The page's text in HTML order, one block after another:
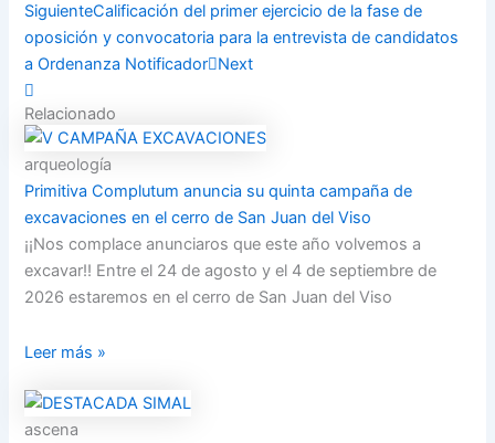
SiguienteCalificación del primer ejercicio de la fase de
oposición y convocatoria para la entrevista de candidatos
a Ordenanza Notificador Next
Relacionado
arqueología
Primitiva Complutum anuncia su quinta campaña de
excavaciones en el cerro de San Juan del Viso
¡¡Nos complace anunciaros que este año volvemos a
excavar!! Entre el 24 de agosto y el 4 de septiembre de
2026 estaremos en el cerro de San Juan del Viso
Leer más »
ascena